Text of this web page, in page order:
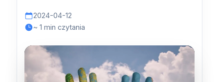
2024-04-12
~ 1 min czytania